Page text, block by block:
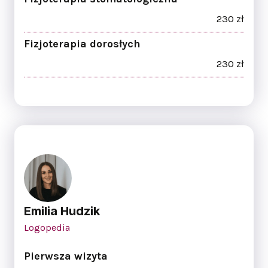
230 zł
Fizjoterapia dorosłych
230 zł
Emilia Hudzik
Logopedia
Pierwsza wizyta